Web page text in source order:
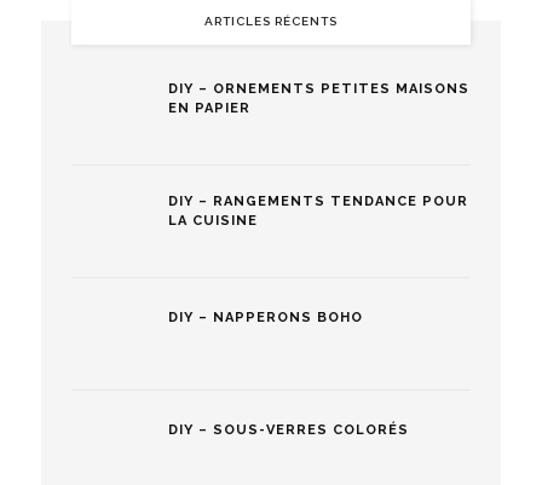
ARTICLES RÉCENTS
DIY – ORNEMENTS PETITES MAISONS
EN PAPIER
DIY – RANGEMENTS TENDANCE POUR
LA CUISINE
DIY – NAPPERONS BOHO
DIY – SOUS-VERRES COLORÉS